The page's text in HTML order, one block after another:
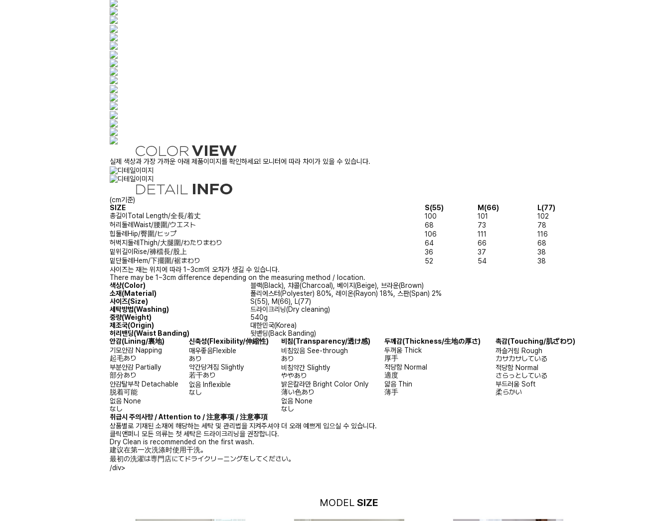
실제 색상과 가장 가까운 아래 제품이미지를 확인하세요! 모니터에 따라 차이가 있을 수 있습니다.
(cm기준)
SIZE
S(55) M(66)
L(77)
총길이 Total Length/全長/着丈 100 101
102
허리둘레Waist/腰圍/ウエスト 68 73
78
힙둘레 Hip/臀圍/ヒップ 106 111
116
허벅지둘레 Thigh/大腿圍/わたりまわり 64 66
68
밑위길이 Rise/褲檔長/股上 36 37
38
밑단둘레 Hem/下擺圍/裾まわり 52 54
38
사이즈는 재는 위치에 따라 1~3cm의 오차가 생길 수 있습니다.
There may be 1~3cm difference depending on the measuring method / location.
색상(Color)
블랙(Black), 챠콜(Charcoal), 베이지(Beige), 브라운(Brown)
소재(Material)
폴리에스터(Polyester) 80%, 레이온(Rayon) 18%, 스판(Span) 2%
사이즈(Size)
S(55), M(66), L(77)
세탁방법(Washing)
드라이크리닝(Dry cleaning)
중량(Weight)
540g
제조국(Origin)
대한민국(Korea)
허리밴딩(Waist Banding)
뒷밴딩(Back Banding)
안감(Lining/裏地) 신축성(Flexibility/伸縮性) 비침(Transparency/透け感) 두께감(Thickness/生地の厚さ) 촉감(Touching/肌ざわり)
기모안감 Napping
起毛あり
매우좋음Flexible
あり
비침있음 See-through
あり
두꺼움 Thick
厚手
까슬거림 Rough
カサカサしている
부분안감 Partially
部分あり
약간당겨짐 Slightly
若干あり
비침약간 Slightly
ややあり
적당함 Normal
適度
적당함 Normal
さらっとしている
안감탈부착 Detachable
脱着可能
없음 Inflexible
なし
밝은칼라만 Bright Color Only
薄い色あり
얇음 Thin
薄手
부드러움 Soft
柔らかい
없음 None
なし
없음 None
なし
취급시 주의사항 / Attention to / 注意事项 / 注意事項
상품별로 기재된 소재에 해당하는 세탁 및 관리법을 지켜주셔야 더 오래 예쁘게 입으실 수 있습니다.
클릭앤퍼니 모든 의류는 첫 세탁은 드라이크리닝을 권장합니다.
Dry Clean is recommended on the first wash.
建议在第一次洗涤时使用干洗。
最初の洗濯は専門店にてドライクリーニングをしてください。
/div>
MODEL SIZE